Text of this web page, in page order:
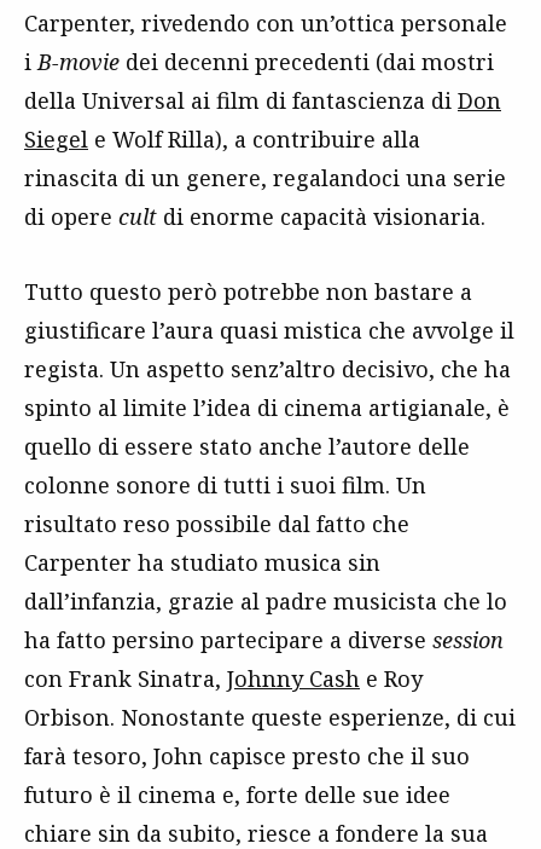
Carpenter, rivedendo con un’ottica personale
iB-movie dei decenni precedenti (dai mostri
della Universal ai film di fantascienza di Don
Siegel e Wolf Rilla), a contribuire alla
rinascita di un genere, regalandoci una serie
di opere cult di enorme capacità visionaria.
Tutto questo però potrebbe non bastare a
giustificare l’aura quasi mistica che avvolge il
regista. Un aspetto senz’altro decisivo, che ha
spinto al limite l’idea di cinema artigianale, è
quello di essere stato anche l’autore delle
colonne sonore di tutti i suoi film. Un
risultato reso possibile dal fatto che
Carpenter ha studiato musica sin
dall’infanzia, grazie al padre musicista che lo
ha fatto persino partecipare a diverse session
con Frank Sinatra, Johnny Cash e Roy
Orbison. Nonostante queste esperienze, di cui
farà tesoro, John capisce presto che il suo
futuro è il cinema e, forte delle sue idee
chiare sin da subito, riesce a fondere la sua